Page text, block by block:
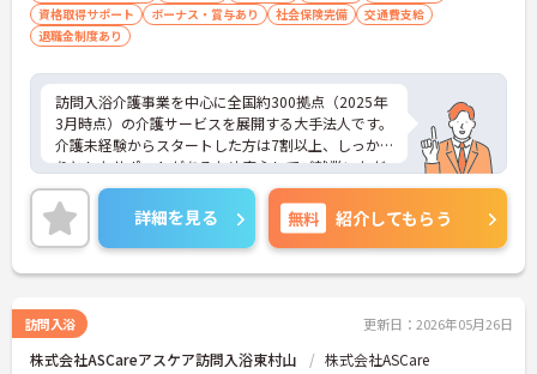
資格取得サポート
ボーナス・賞与あり 社会保険完備
交通費支給
退職金制度あり
訪問入浴介護事業を中心に全国約300拠点（2025年
3月時点）の介護サービスを展開する大手法人です。
介護未経験からスタートした方は7割以上、しっか
りとしたサポートがあるため安心してご就業いただ
けます。お風呂に入れなくて困っている方に、手を
差し伸べてあげられるとてもやりがいのあるお仕事
です。ご興味ある方には、面接対策ポイントなど、
さらに詳細をお話しいたしますのでお気軽にご相談
ください！
詳細を見る 無料 紹介してもらう
訪問入浴 更新日：2026年05月26日
株式会社ASCareアスケア訪問入浴東村山 株式会社ASCare